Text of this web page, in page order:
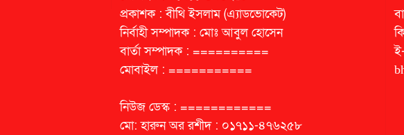
প্রকাশক : বীথি ইসলাম (এ্যাডভোকেট)
নির্বাহী সম্পাদক : মোঃ আবুল হোসেন
বার্তা সম্পাদক : ==========
মোবাইল : ===========
নিউজ ডেস্ক : ============
মো: হারুন অর রশীদ : ০১৭১১-৪৭৬২৫৮